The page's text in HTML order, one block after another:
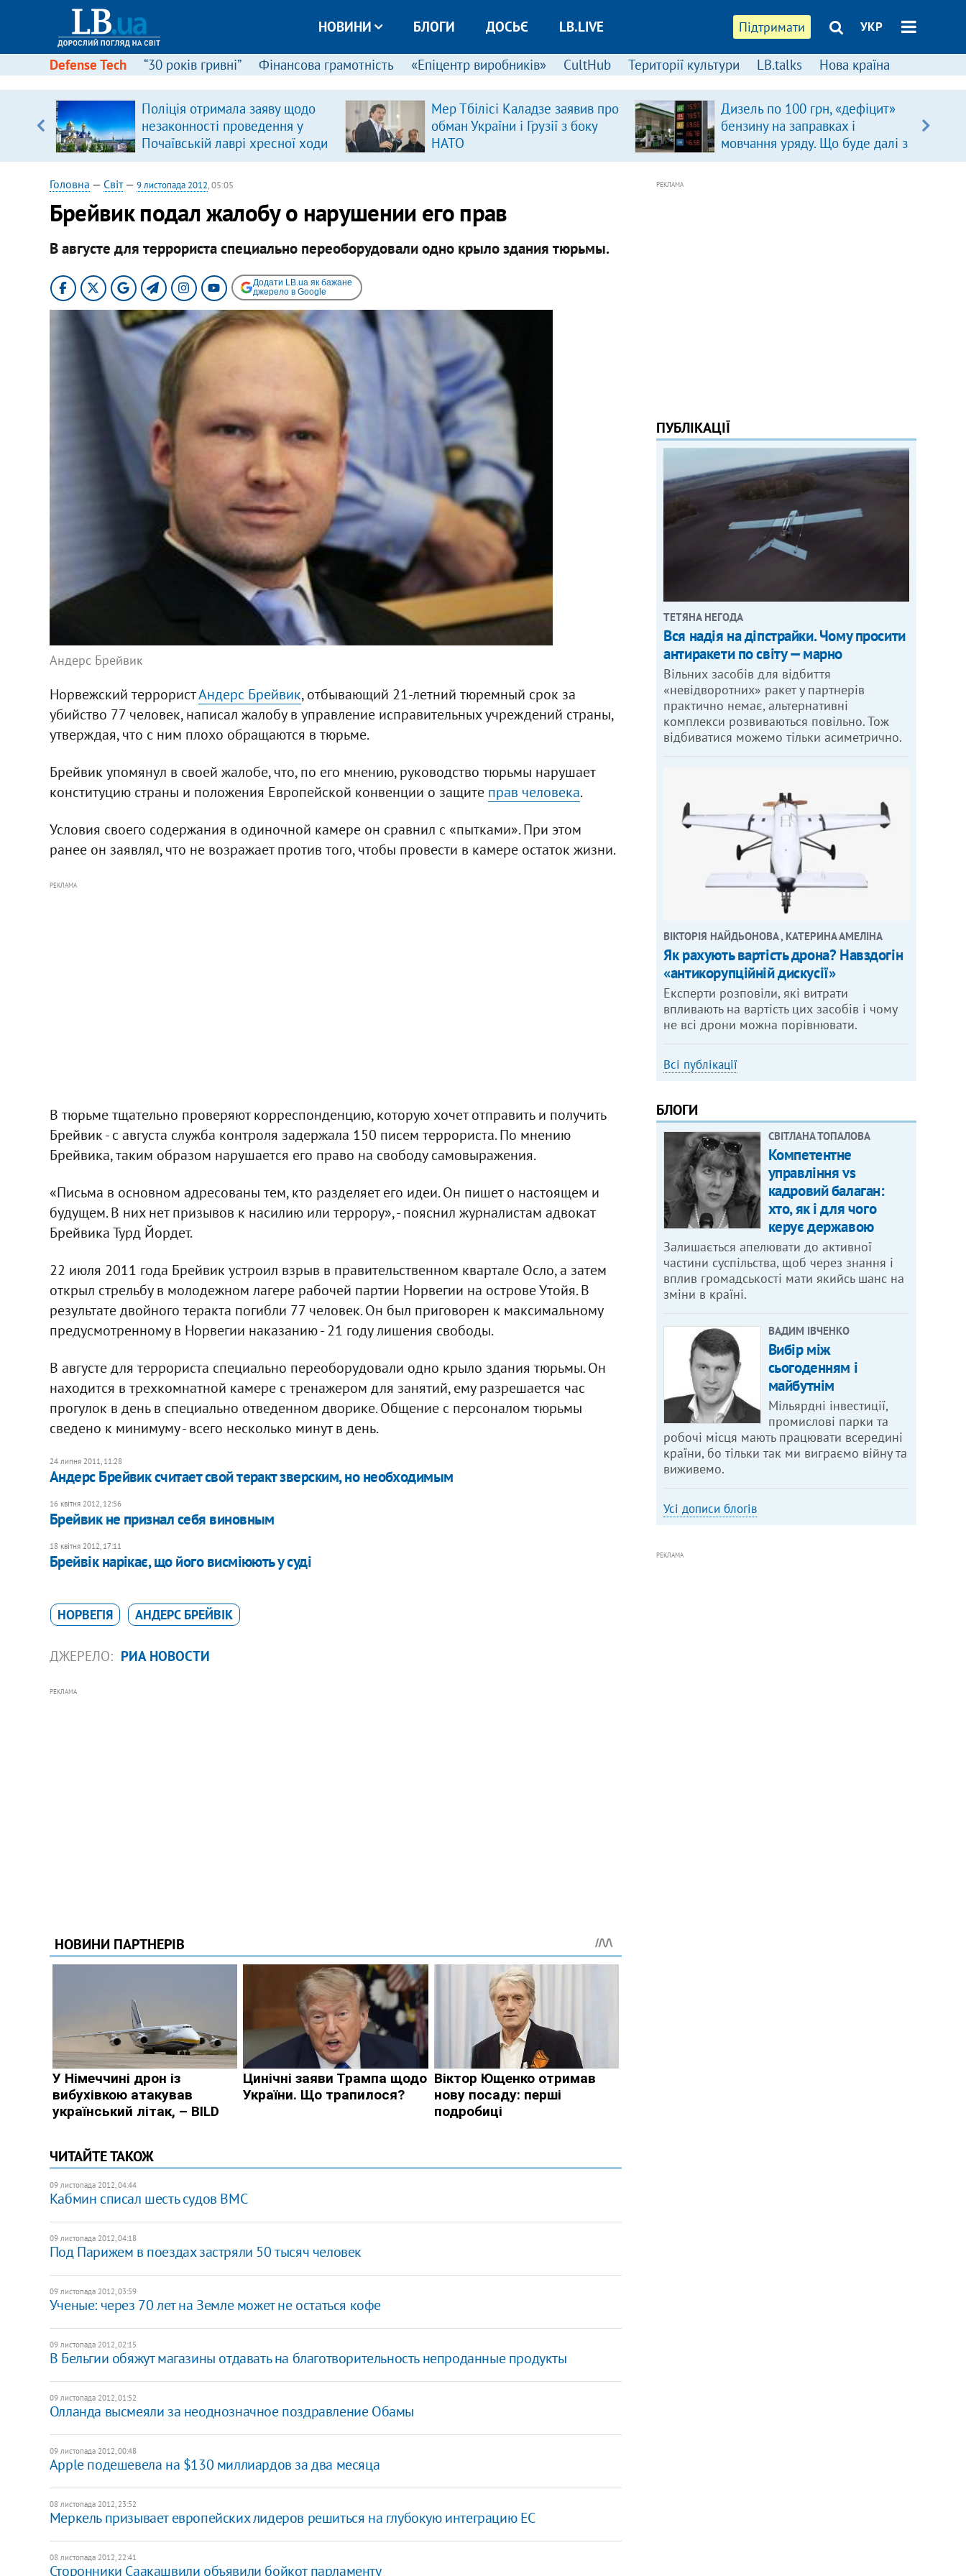
Підтримати УКР
НОВИНИ БЛОГИ ДОСЬЄ LB.LIVE
Defense Tech “30 років гривні” Фінансова грамотність «Епіцентр виробників» CultHub Території культури LB.talks Нова країна
Поліція отримала заяву щодо
незаконності проведення у
Почаївській лаврі хресної ходи
Мер Тбілісі Каладзе заявив про
обман України і Грузії з боку
НАТО
Дизель по 100 грн, «дефіцит»
бензину на заправках і
мовчання уряду. Що буде далі з
цінами на пальне?
Головна — Світ— 9 листопада 2012, 05:05
Брейвик подал жалобу о нарушении его прав
В августе для террориста специально переоборудовали одно крыло здания тюрьмы.
Додати LB.ua як бажане
джерело в Google
Андерс Брейвик
Норвежский террористАндерс Брейвик, отбывающий 21-летний тюремный срок за
убийство 77 человек, написал жалобу в управление исправительных учреждений страны,
утверждая, что с ним плохо обращаются в тюрьме.
Брейвик упомянул в своей жалобе, что, по его мнению, руководство тюрьмы нарушает
конституцию страны и положения Европейской конвенции о защите прав человека.
Условия своего содержания в одиночной камере он сравнил с «пытками». При этом
ранее он заявлял, что не возражает против того, чтобы провести в камере остаток жизни.
РЕКЛАМА
В тюрьме тщательно проверяют корреспонденцию, которую хочет отправить и получить
Брейвик - с августа служба контроля задержала 150 писем террориста. По мнению
Брейвика, таким образом нарушается его право на свободу самовыражения.
«Письма в основном адресованы тем, кто разделяет его идеи. Он пишет о настоящем и
будущем. В них нет призывов к насилию или террору», - пояснил журналистам адвокат
Брейвика Турд Йордет.
22 июля 2011 года Брейвик устроил взрыв в правительственном квартале Осло, а затем
открыл стрельбу в молодежном лагере рабочей партии Норвегии на острове Утойя. В
результате двойного теракта погибли 77 человек. Он был приговорен к максимальному
предусмотренному в Норвегии наказанию - 21 году лишения свободы.
В августе для террориста специально переоборудовали одно крыло здания тюрьмы. Он
находится в трехкомнатной камере с тренажером для занятий, ему разрешается час
прогулок в день в специально отведенном дворике. Общение с персоналом тюрьмы
сведено к минимуму - всего несколько минут в день.
24 липня 2011, 11:28
Андерс Брейвик считает свой теракт зверским, но необходимым
16 квітня 2012, 12:56
Брейвик не признал себя виновным
18 квітня 2012, 17:11
Брейвік нарікає, що його висміюють у суді
НОРВЕГІЯ АНДЕРС БРЕЙВІК
ДЖЕРЕЛО: РИА НОВОСТИ
РЕКЛАМА
ЧИТАЙТЕ ТАКОЖ
09 листопада 2012, 04:44
Кабмин списал шесть судов ВМС
09 листопада 2012, 04:18
Под Парижем в поездах застряли 50 тысяч человек
09 листопада 2012, 03:59
Ученые: через 70 лет на Земле может не остаться кофе
09 листопада 2012, 02:15
В Бельгии обяжут магазины отдавать на благотворительность непроданные продукты
09 листопада 2012, 01:52
Олланда высмеяли за неоднозначное поздравление Обамы
09 листопада 2012, 00:48
Apple подешевела на $130 миллиардов за два месяца
08 листопада 2012, 23:52
Меркель призывает европейских лидеров решиться на глубокую интеграцию ЕС
08 листопада 2012, 22:41
Сторонники Саакашвили объявили бойкот парламенту
РЕКЛАМА
ПУБЛІКАЦІЇ
ТЕТЯНА НЕГОДА
Вся надія на діпстрайки. Чому просити
антиракети по світу — марно
Вільних засобів для відбиття
«невідворотних» ракет у партнерів
практично немає, альтернативні
комплекси розвиваються повільно. Тож
відбиватися можемо тільки асиметрично.
ВІКТОРІЯ НАЙДЬОНОВА , КАТЕРИНА АМЕЛІНА
Як рахують вартість дрона? Навздогін
«антикорупційній дискусії»
Експерти розповіли, які витрати
впливають на вартість цих засобів і чому
не всі дрони можна порівнювати.
Всі публікації
БЛОГИ
СВІТЛАНА ТОПАЛОВА
Компетентне
управління vs
кадровий балаган:
хто, як і для чого
керує державою
Залишається апелювати до активної
частини суспільства, щоб через знання і
вплив громадськості мати якийсь шанс на
зміни в країні.
ВАДИМ ІВЧЕНКО
Вибір між
сьогоденням і
майбутнім
Мільярдні інвестиції,
промислові парки та
робочі місця мають працювати всередині
країни, бо тільки так ми виграємо війну та
виживемо.
Усі дописи блогів
РЕКЛАМА